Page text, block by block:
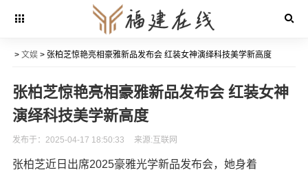
> 文娱> 张柏芝惊艳亮相豪雅新品发布会 红装女神演绎科技美学新高度
张柏芝惊艳亮相豪雅新品发布会 红装女神
演绎科技美学新高度
发布于：2025-04-17 18:50:33 来源:互联网
张柏芝近日出席2025豪雅光学新品发布会，她身着